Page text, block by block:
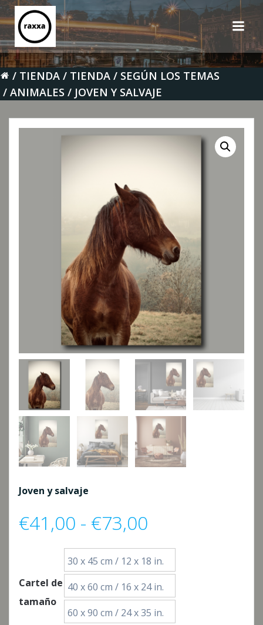
Saltar
al
contenido
TIENDA TIENDA
SEGÚN LOS TEMAS
ANIMALES
JOVEN Y SALVAJE
Joven y salvaje
€41,00 - €73,00
de
precios:
desde
Cartel de
tamaño
30 x 45 cm / 12 x 18 in.
40 x 60 cm / 16 x 24 in.
60 x 90 cm / 24 x 35 in.